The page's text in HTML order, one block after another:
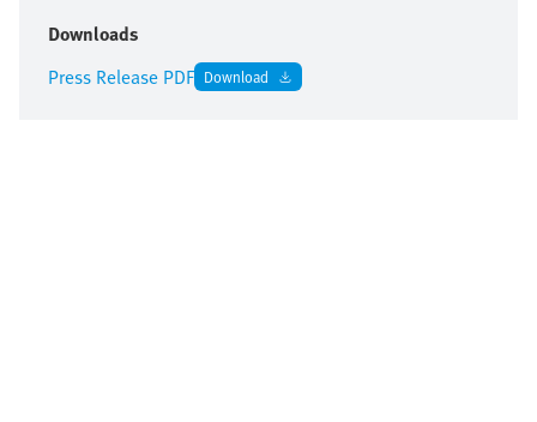
Downloads
Press Release PDF Download